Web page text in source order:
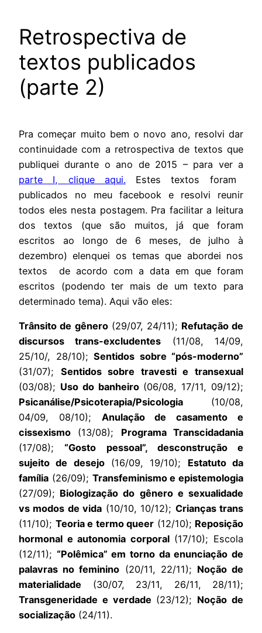
Retrospectiva de
textos publicados
(parte 2)
Pra começar muito bem o novo ano, resolvi dar
continuidade com a retrospectiva de textos que
publiquei durante o ano de 2015 – para ver a
parte I, clique aqui.Estes textos foram
publicados no meu facebook e resolvi reunir
todos eles nesta postagem. Pra facilitar a leitura
dos textos (que são muitos, já que foram
escritos ao longo de 6 meses, de julho à
dezembro) elenquei os temas que abordei nos
textos de acordo com a data em que foram
escritos (podendo ter mais de um texto para
determinado tema). Aqui vão eles:
Trânsito de gênero(29/07, 24/11); Refutação de
discursos trans-excludentes (11/08, 14/09,
25/10/, 28/10); Sentidos sobre “pós-moderno”
(31/07); Sentidos sobre travesti e transexual
(03/08); Uso do banheiro(06/08, 17/11, 09/12);
Psicanálise/Psicoterapia/Psicologia (10/08,
04/09, 08/10); Anulação de casamento e
cissexismo (13/08); Programa Transcidadania
(17/08);“Gosto pessoal”, desconstrução e
sujeito de desejo(16/09, 19/10); Estatuto da
família (26/09); Transfeminismo e epistemologia
(27/09); Biologização do gênero e sexualidade
vs modos de vida (10/10, 10/12); Crianças trans
(11/10); Teoria e termo queer (12/10); Reposição
hormonal e autonomia corporal(17/10); Escola
(12/11); “Polêmica” em torno da enunciação de
palavras no feminino (20/11, 22/11); Noção de
materialidade (30/07, 23/11, 26/11, 28/11);
Transgeneridade e verdade (23/12); Noção de
socialização (24/11).